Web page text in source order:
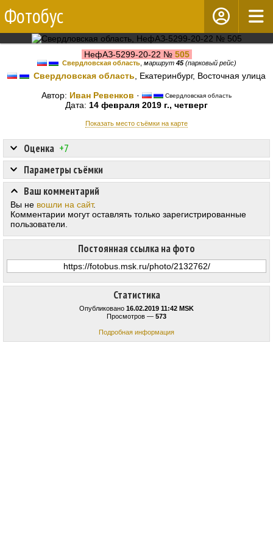
Фотобус
НефАЗ-5299-20-22 № 505
Свердловская область, маршрут 45(парковый рейс)
Свердловская область , Екатеринбург, Восточная улица
Автор: Иван Ревенков · Свердловская область
Дата: 14 февраля 2019 г., четверг
Показать место съёмки на карте
Статистика
Опубликовано 16.02.2019 11:42 MSK
Просмотров — 573
Подробная информация
Оценка +7
Постоянная ссылка на фото
Параметры съёмки
Ваш комментарий
Вы не вошли на сайт.
Комментарии могут оставлять только зарегистрированные
пользователи.